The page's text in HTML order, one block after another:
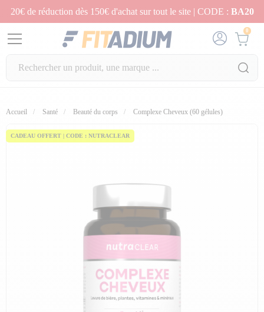
20€ de réduction dès 150€ d'achat sur tout le site | CODE : BA20
0
Accueil Santé Beauté du corps Complexe Cheveux (60 gélules)
CADEAU OFFERT | CODE : NUTRACLEAR
fullscreen
fullscreen
fullscreen
fullscreen
fullscreen
fullscreen